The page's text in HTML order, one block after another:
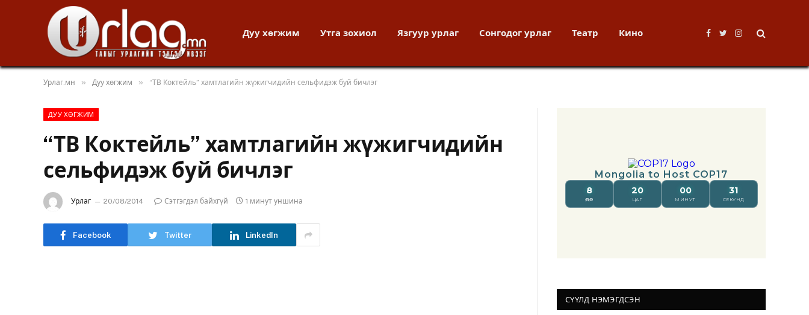
Дуу хөгжим Утга зохиол Язгуур урлаг Сонгодог урлаг Театр Кино
Facebook
TwitterInstagram
Урлаг.мн » Дуу хөгжим » “ТВ Коктейль” хамтлагийн жүжигчидийн сельфидэж буй бичлэг
ДУУ ХӨГЖИМ
“ТВ Коктейль” хамтлагийн жүжигчидийн
сельфидэж буй бичлэг
Урлаг 20/08/2014 Сэтгэгдэл байхгүй 1 минут уншина
Facebook Twitter LinkedIn
СҮҮЛД НЭМЭГДСЭН